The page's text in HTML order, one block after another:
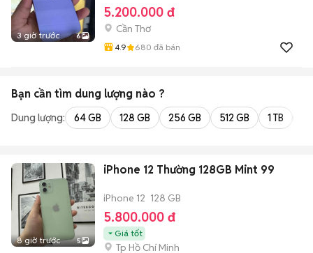
3 giờ trước 6
5.200.000 đ
Cần Thơ
4.9 680 đã bán
Bạn cần tìm dung lượng nào ?
Dung lượng: 64 GB 128 GB 256 GB 512 GB 1 TB
8 giờ trước 5
iPhone 12 Thường 128GB Mint 99
iPhone 12 128 GB
5.800.000 đ
Giá tốt
Tp Hồ Chí Minh